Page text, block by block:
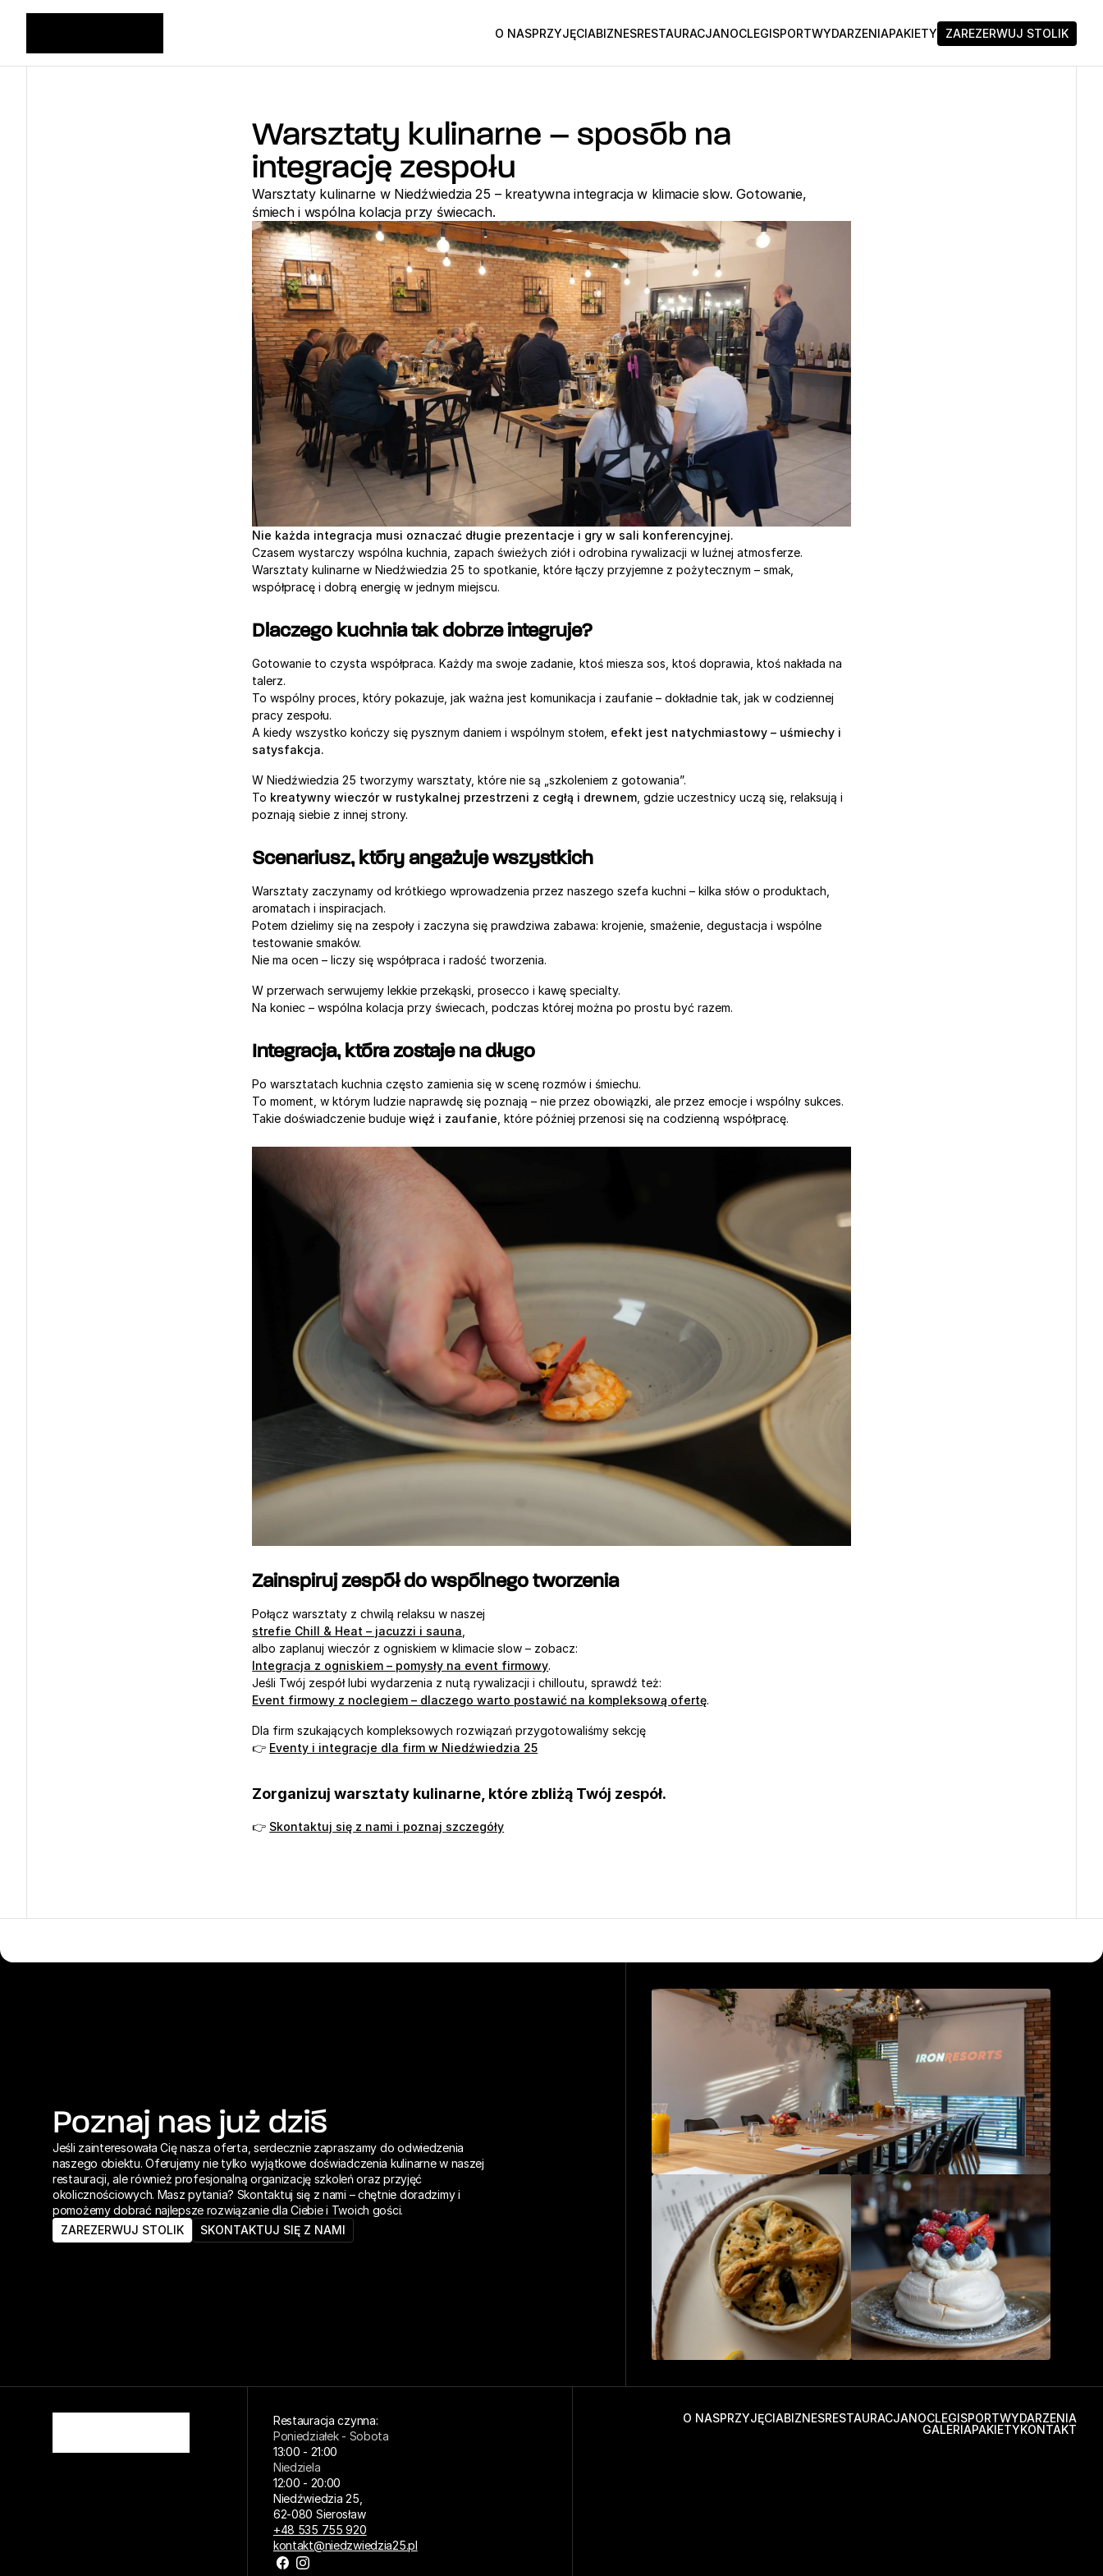
O NASPRZYJĘCIABIZNESRESTAURACJANOCLEGISPORTWYDARZENIAPAKIETY ZAREZERWUJ STOLIK
Warsztaty kulinarne – sposób na
integrację zespołu
Warsztaty kulinarne w Niedźwiedzia 25 – kreatywna integracja w klimacie slow. Gotowanie,
śmiech i wspólna kolacja przy świecach.
Nie każda integracja musi oznaczać długie prezentacje i gry w sali konferencyjnej.
Czasem wystarczy wspólna kuchnia, zapach świeżych ziół i odrobina rywalizacji w luźnej atmosferze.
Warsztaty kulinarne w Niedźwiedzia 25 to spotkanie, które łączy przyjemne z pożytecznym – smak,
współpracę i dobrą energię w jednym miejscu.
Dlaczego kuchnia tak dobrze integruje?
Gotowanie to czysta współpraca. Każdy ma swoje zadanie, ktoś miesza sos, ktoś doprawia, ktoś nakłada na
talerz.
To wspólny proces, który pokazuje, jak ważna jest komunikacja i zaufanie – dokładnie tak, jak w codziennej
pracy zespołu.
A kiedy wszystko kończy się pysznym daniem i wspólnym stołem, efekt jest natychmiastowy – uśmiechy i
satysfakcja.
W Niedźwiedzia 25 tworzymy warsztaty, które nie są „szkoleniem z gotowania”.
To kreatywny wieczór w rustykalnej przestrzeni z cegłą i drewnem , gdzie uczestnicy uczą się, relaksują i
poznają siebie z innej strony.
Scenariusz, który angażuje wszystkich
Warsztaty zaczynamy od krótkiego wprowadzenia przez naszego szefa kuchni – kilka słów o produktach,
aromatach i inspiracjach.
Potem dzielimy się na zespoły i zaczyna się prawdziwa zabawa: krojenie, smażenie, degustacja i wspólne
testowanie smaków.
Nie ma ocen – liczy się współpraca i radość tworzenia.
W przerwach serwujemy lekkie przekąski, prosecco i kawę specialty.
Na koniec – wspólna kolacja przy świecach, podczas której można po prostu być razem.
Integracja, która zostaje na długo
Po warsztatach kuchnia często zamienia się w scenę rozmów i śmiechu.
To moment, w którym ludzie naprawdę się poznają – nie przez obowiązki, ale przez emocje i wspólny sukces.
Takie doświadczenie buduje więź i zaufanie , które później przenosi się na codzienną współpracę.
Zainspiruj zespół do wspólnego tworzenia
Połącz warsztaty z chwilą relaksu w naszej
strefie Chill & Heat – jacuzzi i sauna
albo zaplanuj wieczór z ogniskiem w klimacie slow – zobacz:
Integracja z ogniskiem – pomysły na event firmowy.
Jeśli Twój zespół lubi wydarzenia z nutą rywalizacji i chilloutu, sprawdź też:
Event firmowy z noclegiem – dlaczego warto postawić na kompleksową ofertę.
Dla firm szukających kompleksowych rozwiązań przygotowaliśmy sekcję
👉 Eventy i integracje dla firm w Niedźwiedzia 25
Zorganizuj warsztaty kulinarne, które zbliżą Twój zespół.
👉 Skontaktuj się z nami i poznaj szczegóły
Poznaj nas już dziś
Jeśli zainteresowała Cię nasza oferta, serdecznie zapraszamy do odwiedzenia
naszego obiektu. Oferujemy nie tylko wyjątkowe doświadczenia kulinarne w naszej
restauracji, ale również profesjonalną organizację szkoleń oraz przyjęć
okolicznościowych. Masz pytania? Skontaktuj się z nami – chętnie doradzimy i
pomożemy dobrać najlepsze rozwiązanie dla Ciebie i Twoich gości.
ZAREZERWUJ STOLIK
SKONTAKTUJ SIĘ Z NAMI
Restauracja czynna:
Poniedziałek - Sobota
13:00 - 21:00
Niedziela
12:00 - 20:00
Niedźwiedzia 25,
62-080 Sierosław
+48 535 755 920
kontakt@niedzwiedzia25.pl
O NASPRZYJĘCIABIZNESRESTAURACJANOCLEGISPORTWYDARZENIA
GALERIAPAKIETYKONTAKT